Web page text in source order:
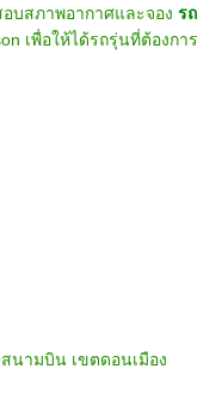
บสภาพอากาศและจอง รถ
เพื่อให้ได้รถรุ่นที่ต้องการ
นามบิน เขตดอนเมือง